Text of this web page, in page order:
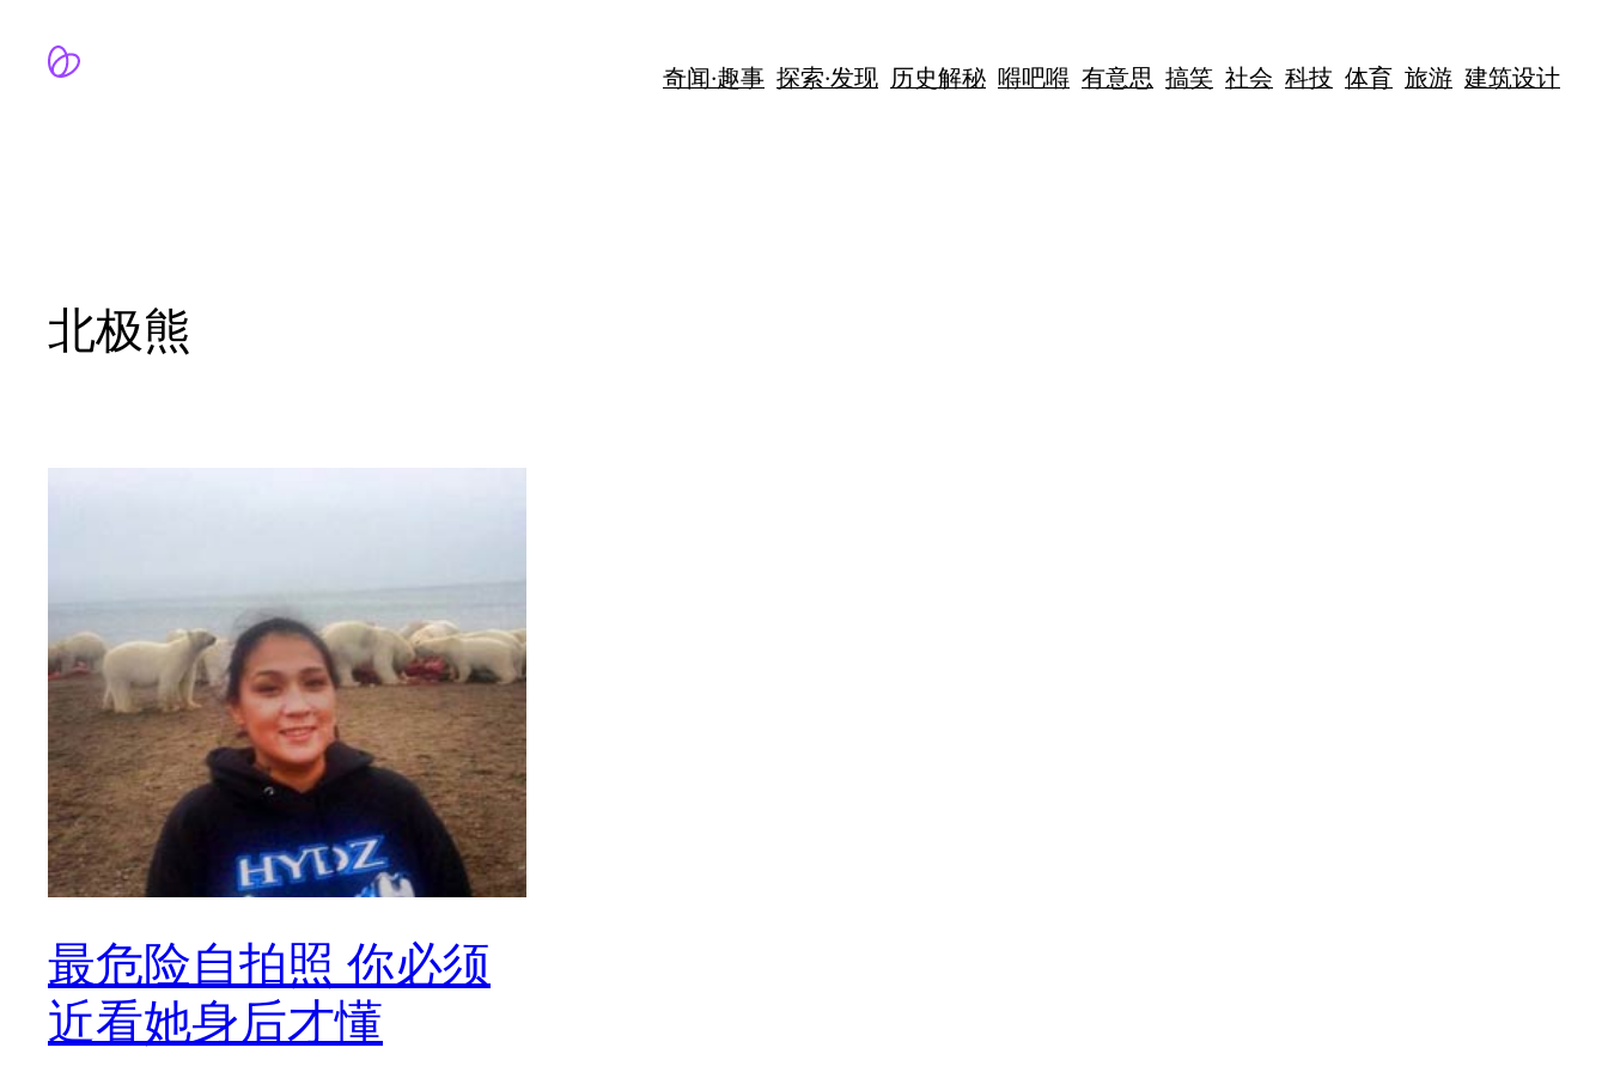
奇闻·趣事 探索·发现 历史解秘 嘚吧嘚 有意思 搞笑 社会 科技 体育 旅游 建筑设计
北极熊
最危险自拍照 你必须
近看她身后才懂